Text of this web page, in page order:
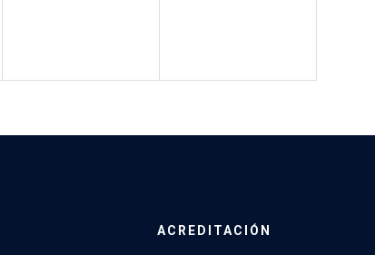
ACREDITACIÓN